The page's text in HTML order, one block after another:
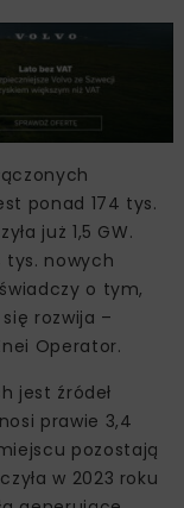
ponad 174 tys.
już 1,5 GW.
tys. nowych
o tym,
rozwija –
Operator.
jest źródeł
prawie 3,4
pozostają
w 2023 roku